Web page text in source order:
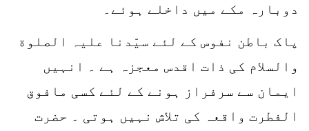
دوبارہ مکے میں داخلے ہوئے۔
پاک باطن نفوس کے لئے سیّدنا علیہ الصلوة
والسلام کی ذات اقدس معجزہ ہے ۔ انہیں
ایمان سے سرفراز ہونے کے لئے کسی مافوق
الفطرت واقعہ کی تلاش نہیں ہوتی ۔ حضرت